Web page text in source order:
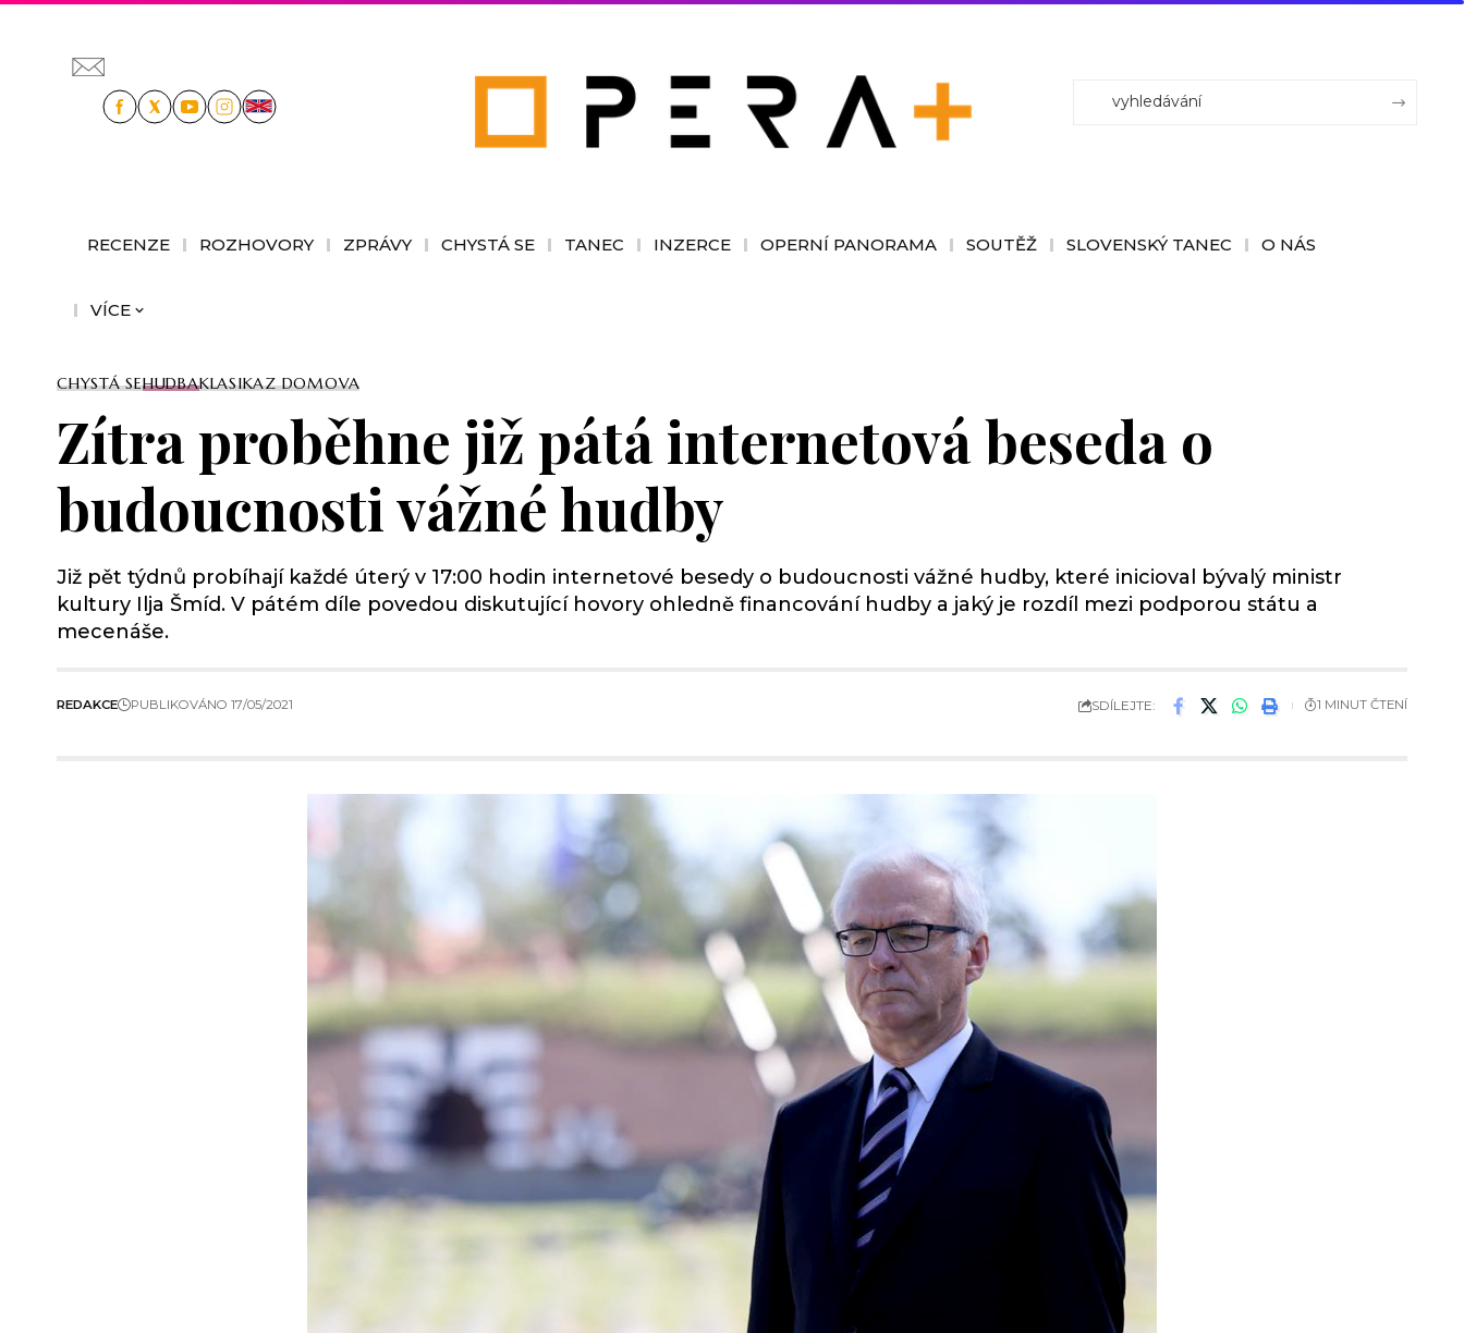
RECENZE ROZHOVORY ZPRÁVY CHYSTÁ SE TANEC INZERCE OPERNÍ PANORAMA SOUTĚŽ SLOVENSKÝ TANEC O NÁS
VÍCE
CHYSTÁ SEHUDBAKLASIKAZ DOMOVA
Zítra proběhne již pátá internetová beseda o
budoucnosti vážné hudby
Již pět týdnů probíhají každé úterý v 17:00 hodin internetové besedy o budoucnosti vážné hudby, které inicioval bývalý ministr
kultury Ilja Šmíd. V pátém díle povedou diskutující hovory ohledně financování hudby a jaký je rozdíl mezi podporou státu a
mecenáše.
REDAKCE PUBLIKOVÁNO 17/05/2021 SDÍLEJTE: 1 MINUT ČTENÍ